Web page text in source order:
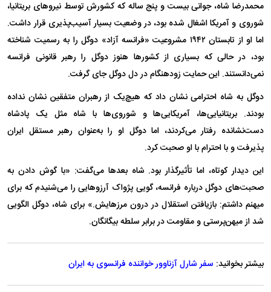
محمدرضا شاه، جوانی بیست و پنج ساله که کشورش توسط نیرو‌های بریتانیا،
شوروی و آمریکا اشغال شده بود، در وضعیت بسیار آسیب‌پذیری قرار داشت.
اما او از تابستان ۱۹۴۲ مشروعیت «فرانسه آزاد» دوگل را به رسمیت شناخته
بود، در حالی که بسیاری از کشور‌ها هنوز دوگل را رهبر قانونی فرانسه
نمی‌دانستند. این حمایت زودهنگام در دل دوگل جای گرفت.
دوگل به شاه احترامی نشان داد که هیچ‌یک از رهبران متفقین نشان نداده
بودند. بریتانیایی‌ها، آمریکایی‌ها و شوروی‌ها با شاه مثل یک پادشاه
دست‌نشانده رفتار می‌کردند، اما دوگل او را به‌عنوان رهبر مستقل ایران
پذیرفت و با احترام با او صحبت کرد.
این دیدار کوتاه، اما تأثیرگذار بود. شاه بعد‌ها می‌گفت: «با گوش دادن به
صحبت‌های دوگل درباره فرانسه، گویی پژواک آرزو‌هایی را می‌شنیدم که برای
میهنم داشتم: بازیافتن استقلال در درون مرزهایش.» برای شاه، دوگل الگویی
شد از میهن‌پرستی و مقاومت در برابر سلطه بیگانگان.
بیشتر بخوانید:سفر شارل آزناوور خواننده فرانسوی به ایران